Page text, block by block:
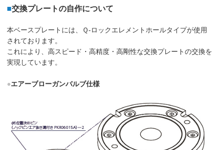
■交換プレートの自作について
本ベースプレートには、Ｑ-ロックエレメントホールタイプが使用
されております。
これにより、高スピード・高精度・高剛性な交換プレートの交換を
実現しています。
●エアーブローガンバルブ仕様